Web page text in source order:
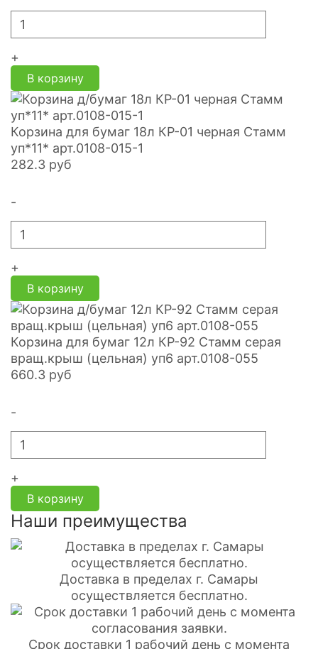
+
В корзину
Корзина для бумаг 18л КР-01 черная Стамм
уп*11* арт.0108-015-1
282.3 руб
-
+
В корзину
Корзина для бумаг 12л КР-92 Стамм серая
вращ.крыш (цельная) уп6 арт.0108-055
660.3 руб
-
+
В корзину
Наши преимущества
Доставка в пределах г. Самары
осуществляется бесплатно.
Срок доставки 1 рабочий день с момента